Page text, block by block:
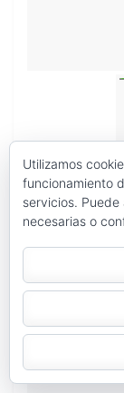
Utilizamos
funcionamiento
servicios.
necesarias o